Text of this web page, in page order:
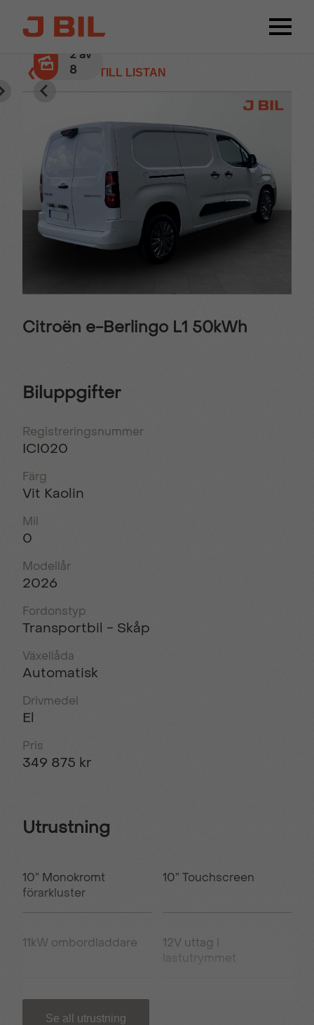
❮ TILLBAKA TILL LISTAN
2av
8
Citroën e-Berlingo L1 50kWh
Biluppgifter
Registreringsnummer
ICI020
Färg
Vit Kaolin
Mil
0
Modellår
2026
Fordonstyp
Transportbil - Skåp
Växellåda
Automatisk
Drivmedel
El
Pris
349 875 kr
Utrustning
10” Monokromt
förarkluster
10” Touchscreen
11kW ombordladdare
12V uttag i
lastutrymmet
Se all utrustning